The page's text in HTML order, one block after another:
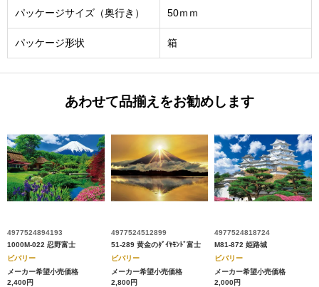
パッケージサイズ（奥行き） 50ｍｍ
パッケージ形状 箱
あわせて品揃えをお勧めします
4977524894193
1000M-022 忍野富士
ビバリー
メーカー希望小売価格
2,400円
4977524512899
51-289 黄金のﾀﾞｲﾔﾓﾝﾄﾞ富士
ビバリー
メーカー希望小売価格
2,800円
4977524818724
M81-872 姫路城
ビバリー
メーカー希望小売価格
2,000円